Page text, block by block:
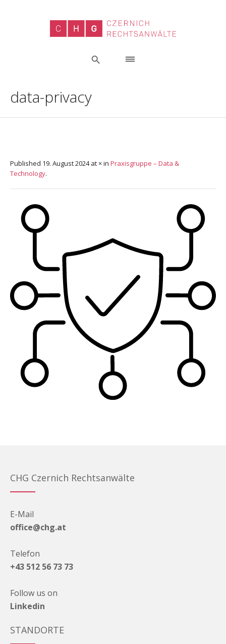
data-privacy
Published 19. August 2024at × in Praxisgruppe – Data &
Technology.
CHG Czernich Rechtsanwälte
E-Mail
office@chg.at
Telefon
+43 512 56 73 73
Follow us on
Linkedin
STANDORTE